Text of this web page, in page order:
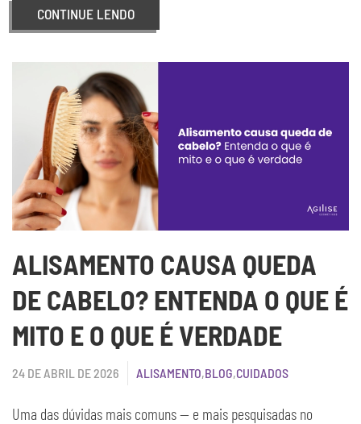
CONTINUE LENDO
ALISAMENTO CAUSA QUEDA
DE CABELO? ENTENDA O QUE É
MITO E O QUE É VERDADE
24 DE ABRIL DE 2026 ALISAMENTO,BLOG,CUIDADOS
Uma das dúvidas mais comuns — e mais pesquisadas no